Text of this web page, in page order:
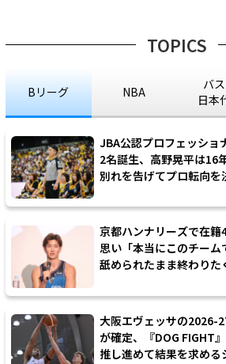
TOPICS
Bリーグ NBA
バ
日本
JBA公認プロフェッショ
2名誕生、高野晃平は16
別れを告げてプロ転向を
京都ハンナリーズで在
思い「本当にこのチー
舐められたまま終わりた
大阪エヴェッサの2026-
が確定、『DOG FIGHT
推し進めて結果を求める